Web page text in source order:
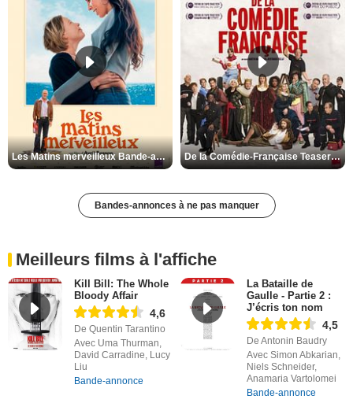
Les Matins merveilleux Bande-annonce VF De la Comédie-Française Teaser VF
Bandes-annonces à ne pas manquer
Meilleurs films à l'affiche
Kill Bill: The Whole
Bloody Affair
4,6
De Quentin Tarantino
Avec Uma Thurman,
David Carradine, Lucy
Liu
Bande-annonce
La Bataille de
Gaulle - Partie 2 :
J’écris ton nom
4,5
De Antonin Baudry
Avec Simon Abkarian,
Niels Schneider,
Anamaria Vartolomei
Bande-annonce